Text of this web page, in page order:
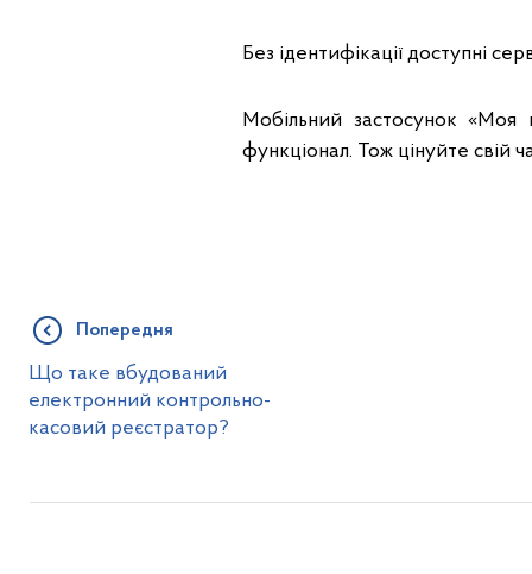
Без ідентифікації доступні
Мобільний застосунок «Моя
функціонал. Тож цінуйте свій
Попередня
Що таке вбудований
електронний контрольно-
касовий реєстратор?